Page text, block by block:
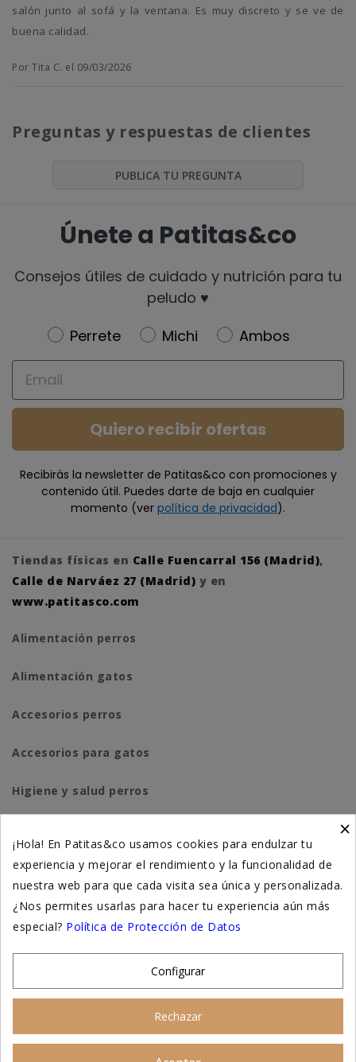
salón junto al sofá y la ventana. Es muy discreto y se ve de
buena calidad.
Por Tita C. el 09/03/2026
Preguntas y respuestas de clientes
PUBLICA TU PREGUNTA
Únete a Patitas&co
Consejos útiles de cuidado y nutrición para tu
peludo ♥️
Newsletter
Perrete Michi
Ambos
Email
Quiero recibir ofertas
Recibirás la newsletter de Patitas&co con promociones y
contenido útil. Puedes darte de baja en cualquier
momento (ver política de privacidad).
Tiendas físicas en Calle Fuencarral 156 (Madrid),
Calle de Narváez 27 (Madrid) y en
www.patitasco.com
Alimentación perros
Alimentación gatos
Accesorios perros
Accesorios para gatos
Higiene y salud perros
Suplementación natural
Otros
×
¡Hola! En Patitas&co usamos cookies para endulzar tu
experiencia y mejorar el rendimiento y la funcionalidad de
nuestra web para que cada visita sea única y personalizada.
¿Nos permites usarlas para hacer tu experiencia aún más
especial? Política de Protección de Datos
Configurar
Rechazar